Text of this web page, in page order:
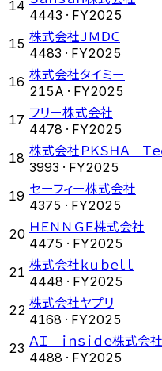
14
4443 · FY2025
15 株式会社ＪＭＤＣ
4483 · FY2025
16 株式会社タイミー
215A · FY2025
17 フリー株式会社
4478 · FY2025
18 株式会社ＰＫＳＨＡ Ｔｅ
3993 · FY2025
19 セーフィー株式会社
4375 · FY2025
20 ＨＥＮＮＧＥ株式会社
4475 · FY2025
21 株式会社ｋｕｂｅｌｌ
4448 · FY2025
22 株式会社ヤプリ
4168 · FY2025
23 ＡＩ ｉｎｓｉｄｅ株式会社
4488 · FY2025